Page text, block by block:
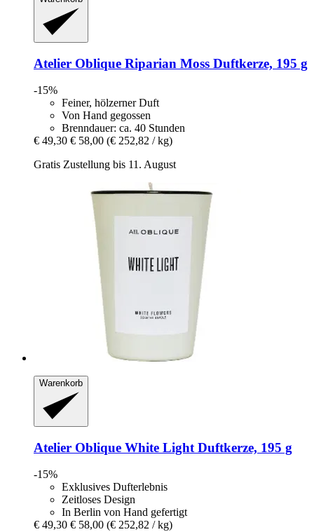
Atelier Oblique Riparian Moss Duftkerze, 195 g
-15%
Feiner, hölzerner Duft
Von Hand gegossen
Brenndauer: ca. 40 Stunden
€ 49,30 € 58,00 (€ 252,82 / kg)
Gratis Zustellung bis 11. August
Warenkorb
Atelier Oblique White Light Duftkerze, 195 g
-15%
Exklusives Dufterlebnis
Zeitloses Design
In Berlin von Hand gefertigt
€ 49,30 € 58,00 (€ 252,82 / kg)